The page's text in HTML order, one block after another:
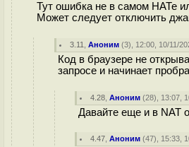
Тут ошибка не в самом НАТе
Может следует отключить
3.11 ,Аноним (3), 12:00, 10/11/
Код в браузере не
запросе и начинает
4.28 ,Аноним (28), 13:07,
Давайте еще и в NAT
4.47 ,Аноним (47), 15:33,